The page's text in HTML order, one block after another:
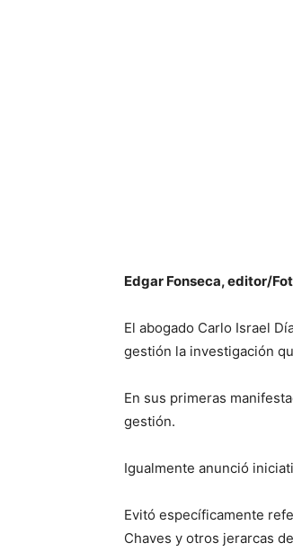
Edgar Fonseca, editor/
El abogado Carlo Israel
gestión la investigación
En sus primeras
gestión.
Igualmente anunció
Evitó específicamente
Chaves y otros jerarcas